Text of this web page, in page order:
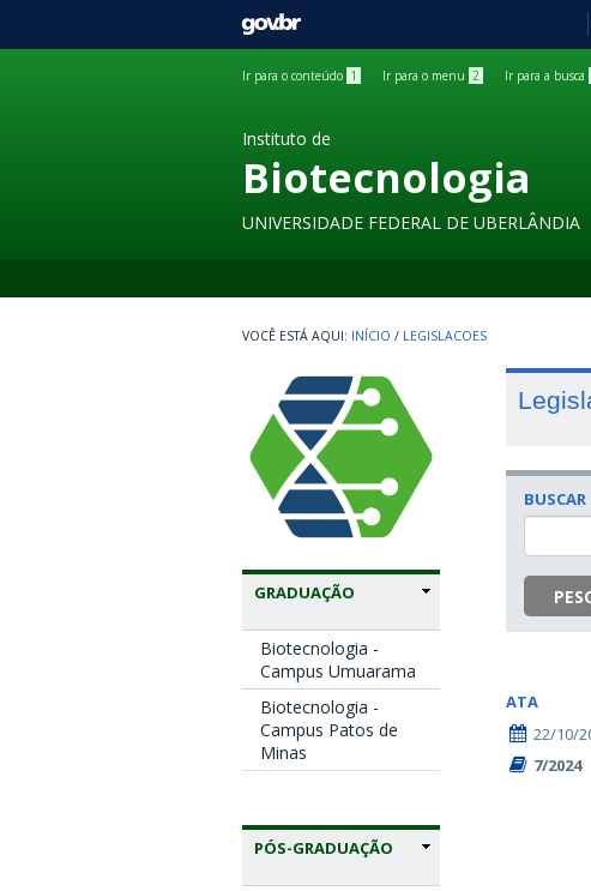
GOVBR
Ir para o conteúdo 1 Ir para o menu 2 Ir para a busca
Instituto de
Biotecnologia
UNIVERSIDADE FEDERAL DE UBERLÂNDIA
INÍCIO / LEGISLACOES
GRADUAÇÃO
Biotecnologia -
Campus Umuarama
Biotecnologia -
Campus Patos de
Minas
PÓS-GRADUAÇÃO
BUSCAR
ATA
22/10/
7/2024